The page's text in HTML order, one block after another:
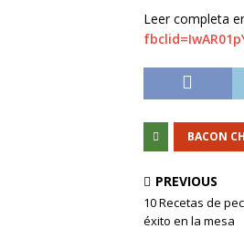
Leer completa
BACON
PREVIOUS
10 Recetas de
éxito en la mesa